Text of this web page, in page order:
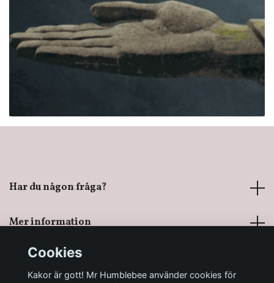
Har du någon fråga?
Mer information
Sociala medier
Cookies
Kakor är gott! Mr Humblebee använder cookies för